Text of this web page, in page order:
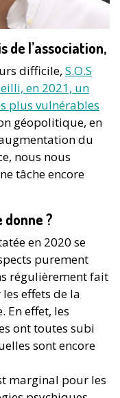
de l’association,
difficile, S.O.S
en 2021, un
plus vulnérables
géopolitique, en
du
nous nous
tâche encore
donne ?
en 2020 se
purement
régulièrement fait
effets de la
En effet, les
ont toutes subi
sont encore
marginal pour les